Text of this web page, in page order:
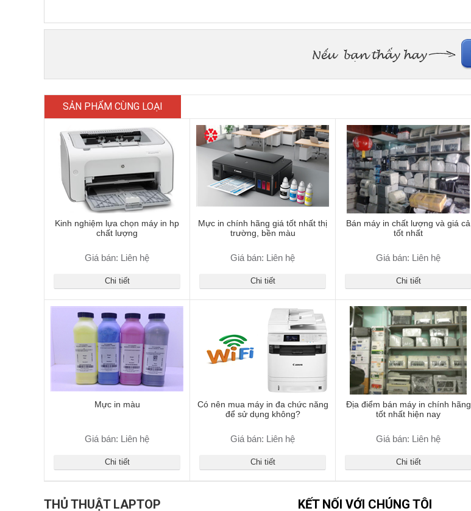
SẢN PHẨM CÙNG LOẠI
Kinh nghiệm lựa chọn máy in hp
chất lượng
Giá bán: Liên hệ
Chi tiết
Mực in chính hãng giá tốt nhất thị
trường, bền màu
Giá bán: Liên hệ
Chi tiết
Bán máy in chất lượng và giá cả
tốt nhất
Giá bán: Liên hệ
Chi tiết
Mực in màu
Giá bán: Liên hệ
Chi tiết
Có nên mua máy in đa chức năng
để sử dụng không?
Giá bán: Liên hệ
Chi tiết
Địa điểm bán máy in chính hãng
tốt nhất hiện nay
Giá bán: Liên hệ
Chi tiết
THỦ THUẬT LAPTOP KẾT NỐI VỚI CHÚNG TÔI